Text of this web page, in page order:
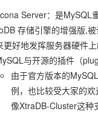
Server：是MySQL
存储引擎的增强版,
更好地发挥服务器硬件
与开源的插件（
由于官方版本的
例，也比较受大家的
像XtraDB-Cluster这种